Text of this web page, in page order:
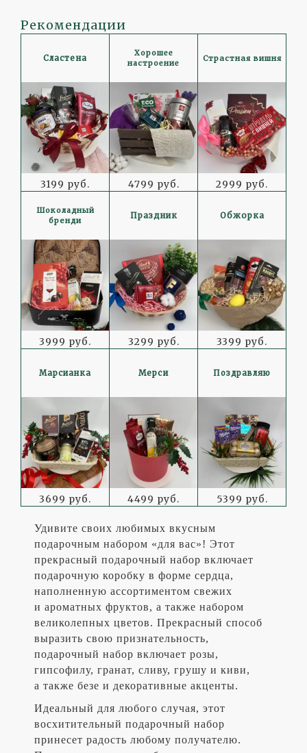
Рекомендации
Сластена
3199 руб.
Хорошее
настроение
4799 руб.
Страстная вишня
2999 руб.
Шоколадный
бренди
3999 руб.
Праздник
3299 руб.
Обжорка
3399 руб.
Марсианка
3699 руб.
Мерси
4499 руб.
Поздравляю
5399 руб.
Удивите своих любимых вкусным
подарочным набором «для вас»! Этот
прекрасный подарочный набор включает
подарочную коробку в форме сердца,
наполненную ассортиментом свежих
и ароматных фруктов, а также набором
великолепных цветов. Прекрасный способ
выразить свою признательность,
подарочный набор включает розы,
гипсофилу, гранат, сливу, грушу и киви,
а также безе и декоративные акценты.
Идеальный для любого случая, этот
восхитительный подарочный набор
принесет радость любому получателю.